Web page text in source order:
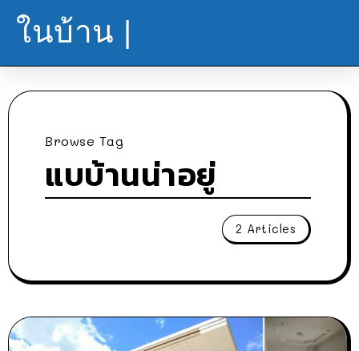
ในบ้าน |
Browse Tag
แบบ้านน่าอยู่
2 Articles